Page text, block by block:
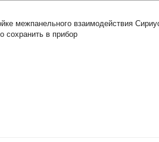
межпанельного взаимодействия
сохранить в прибор